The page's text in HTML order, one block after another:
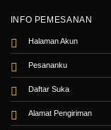
INFO PEMESANAN
Halaman Akun
Pesananku
Daftar Suka
Alamat Pengiriman